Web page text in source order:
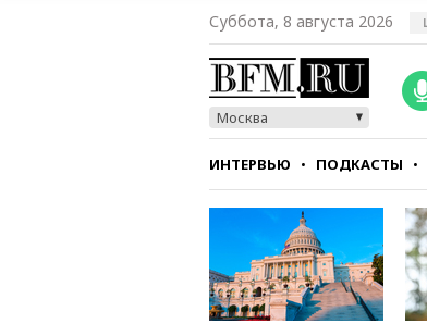
Суббота, 8 августа 2026
Москва
ИНТЕРВЬЮ ПОДКАСТЫ
СТИЛЬ ТЕСТЫ